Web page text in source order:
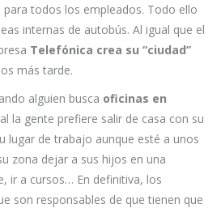
para todos los empleados. Todo ello
internas de autobús. Al igual que el
Telefónica crea su “ciudad”
más tarde.
alguien busca oficinas en
la gente prefiere salir de casa con su
lugar de trabajo aunque esté a unos
zona dejar a sus hijos en una
ir a cursos… En definitiva, los
son responsables de que tienen que